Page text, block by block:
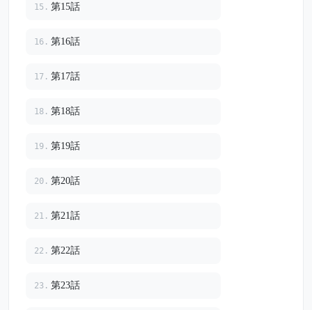
15. 第15話
16. 第16話
17. 第17話
18. 第18話
19. 第19話
20. 第20話
21. 第21話
22. 第22話
23. 第23話